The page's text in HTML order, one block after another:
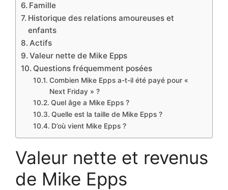
Famille
Historique des relations amoureuses et
enfants
Actifs
Valeur nette de Mike Epps
Questions fréquemment posées
Combien Mike Epps a-t-il été payé pour «
Next Friday » ?
Quel âge a Mike Epps ?
Quelle est la taille de Mike Epps ?
D’où vient Mike Epps ?
Valeur nette et revenus
de Mike Epps